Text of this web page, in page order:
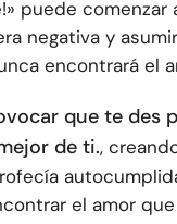
puede comenzar
negativa y
encontrará el
que te des
de ti.,
el amor